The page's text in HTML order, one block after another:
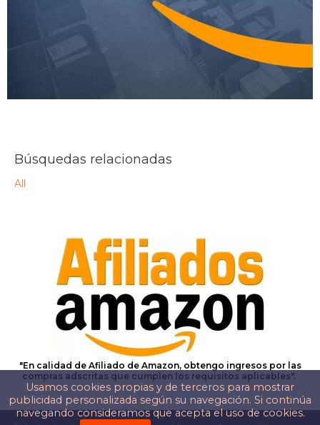
Búsquedas relacionadas
All
Usamos cookies propias y de terceros para mostrar
publicidad personalizada según su navegación. Si continúa
navegando consideramos que acepta el uso de cookies.
"En calidad de Afiliado de Amazon, obtengo ingresos por las
compras adscritas que cumplen los requisitos aplicables".